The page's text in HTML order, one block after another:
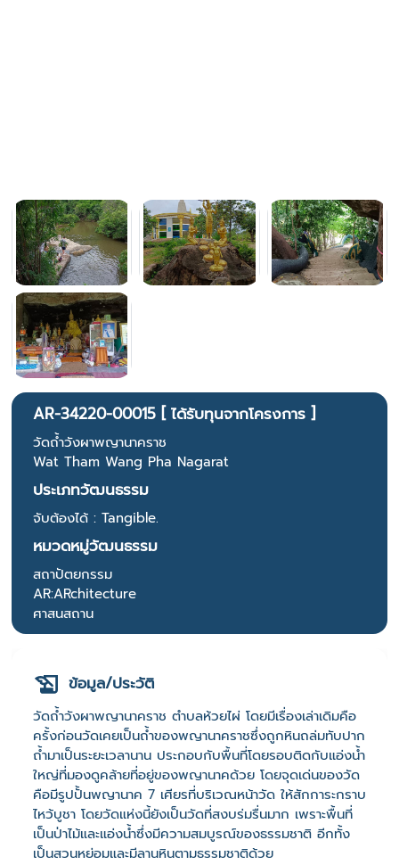
AR-34220-00015 [ ได้รับทุนจากโครงการ ]
วัดถ้ำวังผาพญานาคราช
Wat Tham Wang Pha Nagarat
ประเภทวัฒนธรรม
จับต้องได้ : Tangible.
หมวดหมู่วัฒนธรรม
สถาปัตยกรรม
AR:ARchitecture
ศาสนสถาน
ข้อมูล/ประวัติ
วัดถ้ำวังผาพญานาคราช ตำบลห้วยไผ่ โดยมีเรื่องเล่าเดิมคือ
ครั้งก่อนวัดเคยเป็นถ้ำของพญานาคราชซึ่งถูกหินถล่มทับปาก
ถ้ำมาเป็นระยะเวลานาน ประกอบกับพื้นที่โดยรอบติดกับแอ่งน้ำ
ใหญ่ที่มองดูคล้ายที่อยู่ของพญานาคด้วย โดยจุดเด่นของวัด
คือมีรูปปั้นพญานาค 7 เศียรที่บริเวณหน้าวัด ให้สักการะกราบ
ไหว้บูชา โดยวัดแห่งนี้ยังเป็นวัดที่สงบร่มรื่นมาก เพราะพื้นที่
เป็นป่าไม้และแอ่งน้ำซึ่งมีความสมบูรณ์ของธรรมชาติ อีกทั้ง
เป็นสวนหย่อมและมีลานหินตามธรรมชาติด้วย